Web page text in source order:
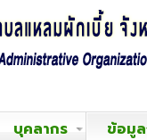
บุคลากร
ข้อมู